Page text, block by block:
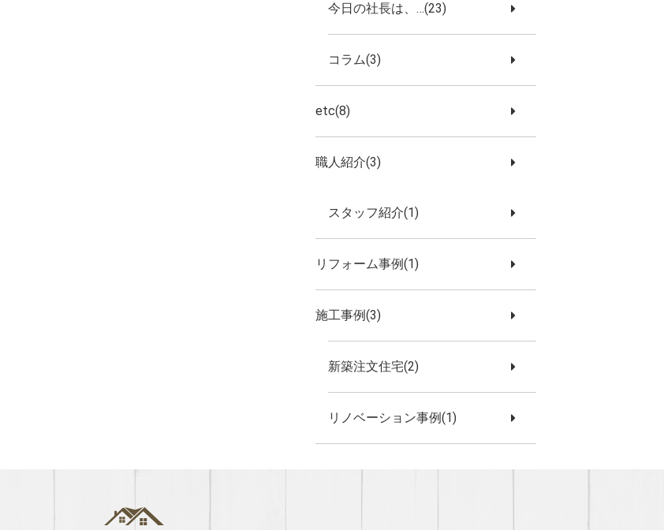
今日の社長は、…(23)
コラム(3)
etc(8)
職人紹介(3)
スタッフ紹介(1)
リフォーム事例(1)
施工事例(3)
新築注文住宅(2)
リノベーション事例(1)